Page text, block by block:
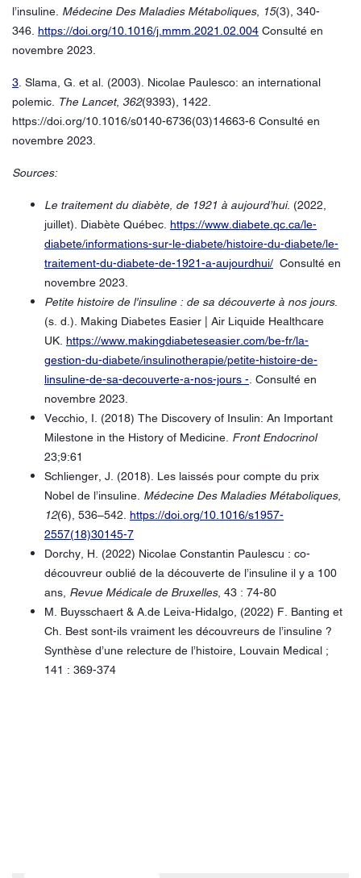
l’insuline. Médecine Des Maladies Métaboliques, 15(3), 340-
346. https://doi.org/10.1016/j.mmm.2021.02.004 Consulté en
novembre 2023.
3 . Slama, G. et al. (2003). Nicolae Paulesco: an international
polemic.
The Lancet, 362(9393), 1422.
https://doi.org/10.1016/s0140-6736(03)14663-6 Consulté en
novembre 2023.
Sources:
Le traitement du diabète, de 1921 à aujourd’hui. (2022,
juillet). Diabète Québec. https://www.diabete.qc.ca/le-
diabete/informations-sur-le-diabete/histoire-du-diabete/le-
traitement-du-diabete-de-1921-a-aujourdhui/ Consulté en
novembre 2023.
Petite histoire de l'insuline : de sa découverte à nos jours.
(s. d.). Making Diabetes Easier | Air Liquide Healthcare
UK. https://www.makingdiabeteseasier.com/be-fr/la-
gestion-du-diabete/insulinotherapie/petite-histoire-de-
linsuline-de-sa-decouverte-a-nos-jours - . Consulté en
novembre 2023.
Vecchio, I. (2018) The Discovery of Insulin: An Important
Milestone in the History of Medicine. Front Endocrinol
23;9:61
Schlienger, J. (2018). Les laissés pour compte du prix
Nobel de l’insuline. Médecine Des Maladies Métaboliques,
12(6), 536–542. https://doi.org/10.1016/s1957-
2557(18)30145-7
Dorchy, H. (2022) Nicolae Constantin Paulescu : co-
découvreur oublié de la découverte de l’insuline il y a 100
ans, Revue Médicale de Bruxelles, 43 : 74-80
M. Buysschaert & A.de Leiva-Hidalgo, (2022) F. Banting et
Ch. Best sont-ils vraiment les découvreurs de l’insuline ?
Synthèse d’une relecture de l’histoire, Louvain Medical ;
141 : 369-374